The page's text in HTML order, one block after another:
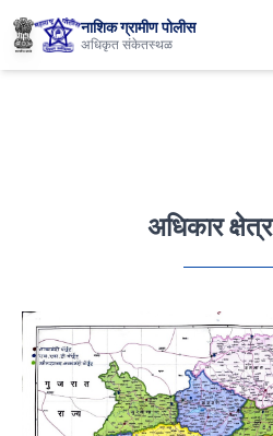
नाशिक ग्रामीण पोलीस
अधिकृत संकेतस्थळ
अधिकार क्षेत्र